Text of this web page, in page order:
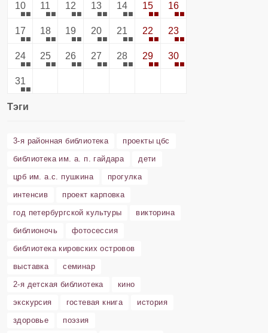
10 11 12 13 14 15 16
17 18 19 20 21 22 23
24 25 26 27 28 29 30
31
Тэги
3-я районная библиотека
проекты цбс
библиотека им. а. п. гайдара
дети
црб им. а.с. пушкина
прогулка
интенсив
проект карповка
год петербургской культуры
викторина
библионочь
фотосессия
библиотека кировских островов
выставка
семинар
2-я детская библиотека
кино
экскурсия
гостевая книга
история
здоровье
поэзия